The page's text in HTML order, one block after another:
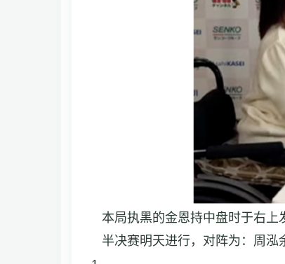
本局执黑的金恩持中盘时于右上
半决赛明天进行，对阵为：周泓